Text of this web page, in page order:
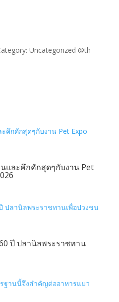
Uncategorized @th
และคึกคักสุดๆกับงาน Pet
ปี ปลานิลพระราชทาน